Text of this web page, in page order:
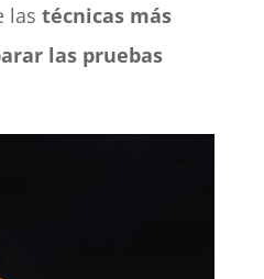
las técnicas más
las pruebas